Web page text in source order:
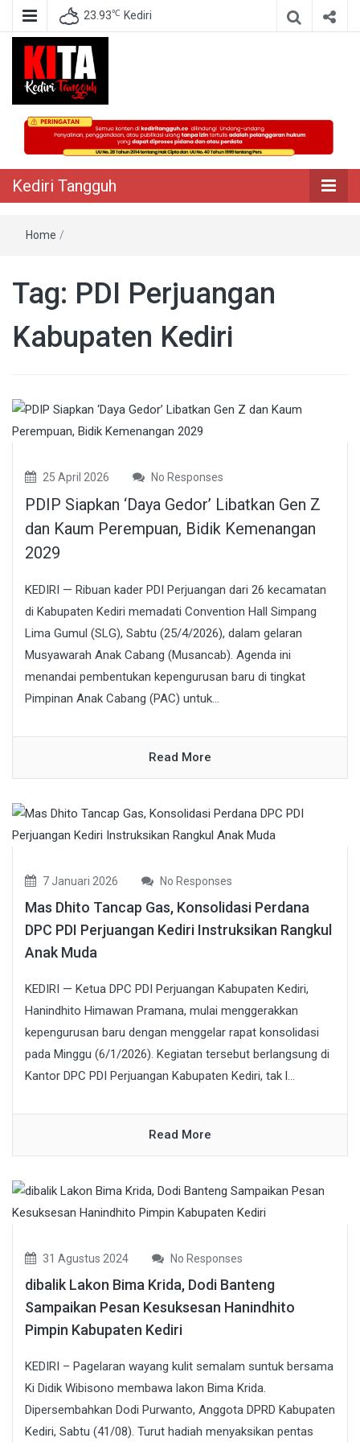
23.93℃ Kediri
Kediri Tangguh
Berita Akurat Terpercaya
Kediri Tangguh
Home /
Tag: PDI Perjuangan
Kabupaten Kediri
25 April 2026 No Responses
PDIP Siapkan ‘Daya Gedor’ Libatkan Gen Z
dan Kaum Perempuan, Bidik Kemenangan
2029
KEDIRI — Ribuan kader PDI Perjuangan dari 26 kecamatan
di Kabupaten Kediri memadati Convention Hall Simpang
Lima Gumul (SLG), Sabtu (25/4/2026), dalam gelaran
Musyawarah Anak Cabang (Musancab). Agenda ini
menandai pembentukan kepengurusan baru di tingkat
Pimpinan Anak Cabang (PAC) untuk...
Read More
7 Januari 2026 No Responses
Mas Dhito Tancap Gas, Konsolidasi Perdana
DPC PDI Perjuangan Kediri Instruksikan Rangkul
Anak Muda
KEDIRI — Ketua DPC PDI Perjuangan Kabupaten Kediri,
Hanindhito Himawan Pramana, mulai menggerakkan
kepengurusan baru dengan menggelar rapat konsolidasi
pada Minggu (6/1/2026). Kegiatan tersebut berlangsung di
Kantor DPC PDI Perjuangan Kabupaten Kediri, tak l...
Read More
31 Agustus 2024 No Responses
dibalik Lakon Bima Krida, Dodi Banteng
Sampaikan Pesan Kesuksesan Hanindhito
Pimpin Kabupaten Kediri
KEDIRI – Pagelaran wayang kulit semalam suntuk bersama
Ki Didik Wibisono membawa lakon Bima Krida.
Dipersembahkan Dodi Purwanto, Anggota DPRD Kabupaten
Kediri, Sabtu (41/08). Turut hadiah menyaksikan pentas